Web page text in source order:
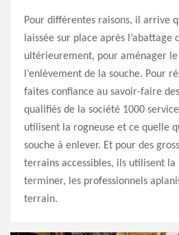
Pour différentes raisons, il arrive
laissée sur place après l’abattage
ultérieurement, pour aménager
l’enlèvement de la souche. Pour
faites confiance au savoir-faire
qualifiés de la société 1000
utilisent la rogneuse et ce quelle
souche à enlever. Et pour des
terrains accessibles, ils utilisent la
terminer, les professionnels
terrain.